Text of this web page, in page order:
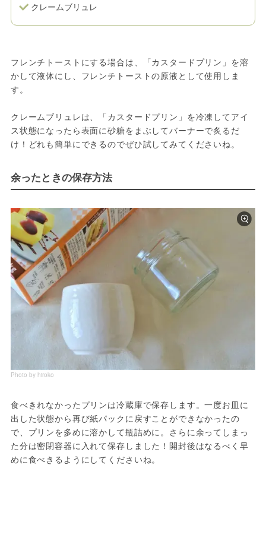
クレームブリュレ
フレンチトーストにする場合は、「カスタードプリン」を溶
かして液体にし、フレンチトーストの原液として使用しま
す。
クレームブリュレは、「カスタードプリン」を冷凍してアイ
ス状態になったら表面に砂糖をまぶしてバーナーで炙るだ
け！どれも簡単にできるのでぜひ試してみてくださいね。
余ったときの保存方法
Photo by hiroko
食べきれなかったプリンは冷蔵庫で保存します。一度お皿に
出した状態から再び紙パックに戻すことができなかったの
で、プリンを多めに溶かして瓶詰めに。さらに余ってしまっ
た分は密閉容器に入れて保存しました！開封後はなるべく早
めに食べきるようにしてくださいね。